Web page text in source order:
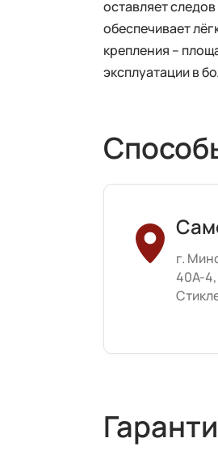
оставляет
обеспечивает
крепления –
эксплуатации в
г.
40А-